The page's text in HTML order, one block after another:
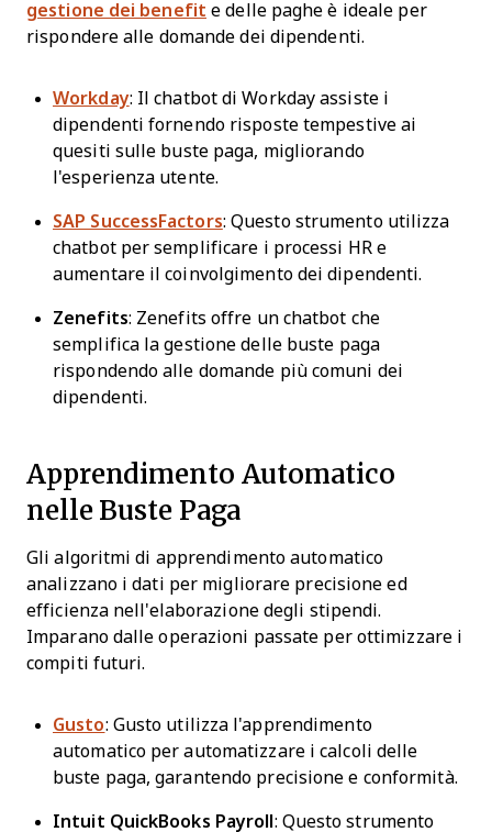
gestione dei benefit e delle paghe è ideale per
rispondere alle domande dei dipendenti.
Workday: Il chatbot di Workday assiste i
dipendenti fornendo risposte tempestive ai
quesiti sulle buste paga, migliorando
l'esperienza utente.
SAP SuccessFactors: Questo strumento utilizza
chatbot per semplificare i processi HR e
aumentare il coinvolgimento dei dipendenti.
Zenefits: Zenefits offre un chatbot che
semplifica la gestione delle buste paga
rispondendo alle domande più comuni dei
dipendenti.
Apprendimento Automatico
nelle Buste Paga
Gli algoritmi di apprendimento automatico
analizzano i dati per migliorare precisione ed
efficienza nell'elaborazione degli stipendi.
Imparano dalle operazioni passate per ottimizzare i
compiti futuri.
Gusto: Gusto utilizza l'apprendimento
automatico per automatizzare i calcoli delle
buste paga, garantendo precisione e conformità.
Intuit QuickBooks Payroll : Questo strumento